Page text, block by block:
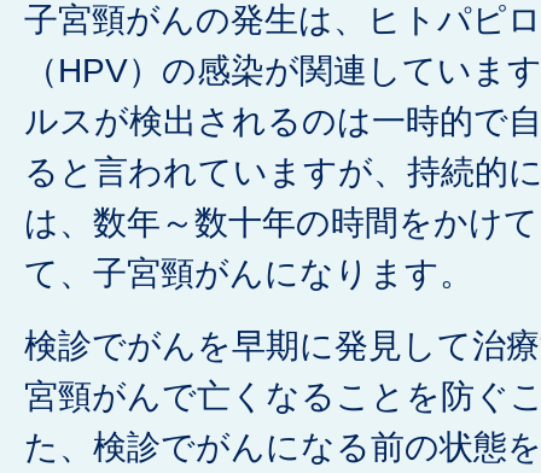
子宮頸がんの発生は、ヒトパピ
（HPV）の感染が関連していま
ルスが検出されるのは一時的で
ると言われていますが、持続的
は、数年～数十年の時間をかけ
て、子宮頸がんになります。
検診でがんを早期に発見して治
宮頸がんで亡くなることを防ぐ
た、検診でがんになる前の状態